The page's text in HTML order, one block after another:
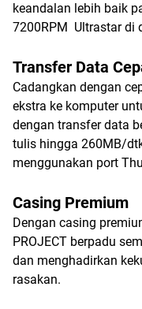
keandalan lebih baik
7200RPM Ultrastar di
Transfer Data
Cadangkan dengan
ekstra ke komputer
dengan transfer data
tulis hingga 260MB/
menggunakan port
Casing Premium
Dengan casing
PROJECT berpadu
dan menghadirkan
rasakan.